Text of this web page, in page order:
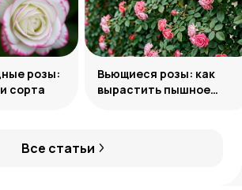
Все статьи
розы:
сорта
Вьющиеся розы: как
вырастить пышное